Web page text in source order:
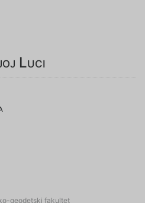
Luci
geodetski fakultet